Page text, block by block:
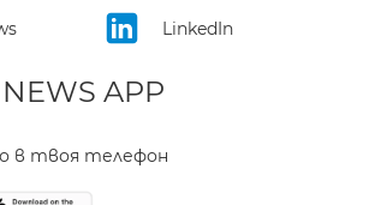
LinkedIn
APP
в твоя телефон